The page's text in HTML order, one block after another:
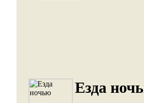
Езда